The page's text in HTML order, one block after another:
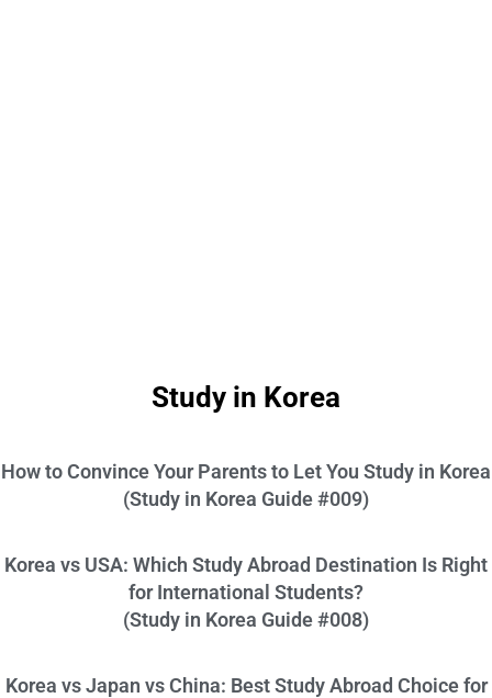
Study in Korea
How to Convince Your Parents to Let You Study in Korea
(Study in Korea Guide #009)
Korea vs USA: Which Study Abroad Destination Is Right
for International Students?
(Study in Korea Guide #008)
Korea vs Japan vs China: Best Study Abroad Choice for